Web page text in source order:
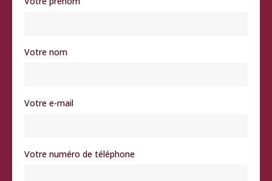
Votre nom
Votre e-mail
Votre numéro de téléphone